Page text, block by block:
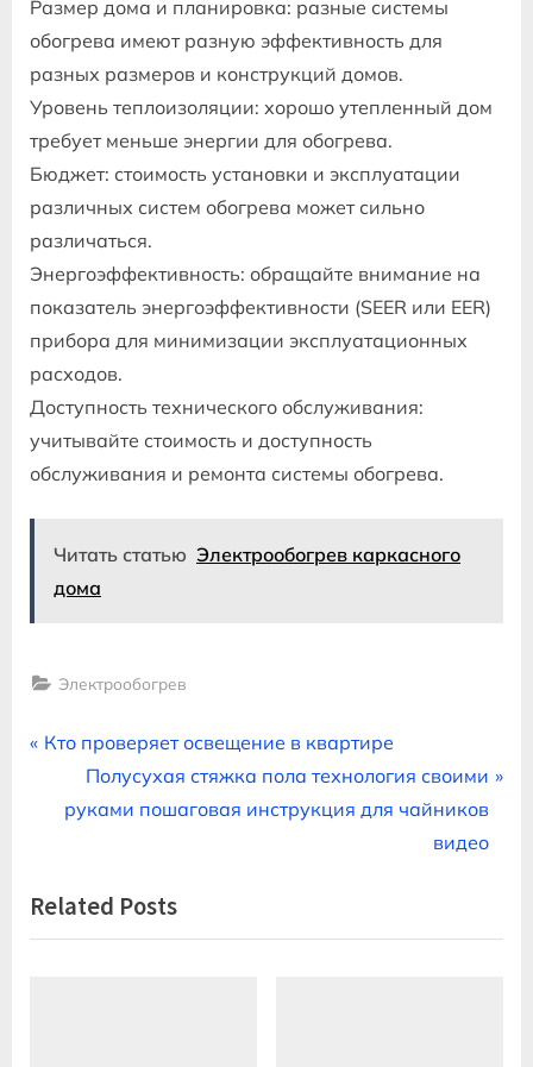
Размер дома и планировка: разные системы
обогрева имеют разную эффективность для
разных размеров и конструкций домов.
Уровень теплоизоляции: хорошо утепленный дом
требует меньше энергии для обогрева.
Бюджет: стоимость установки и эксплуатации
различных систем обогрева может сильно
различаться.
Энергоэффективность: обращайте внимание на
показатель энергоэффективности (SEER или EER)
прибора для минимизации эксплуатационных
расходов.
Доступность технического обслуживания:
учитывайте стоимость и доступность
обслуживания и ремонта системы обогрева.
Читать статью Электрообогрев каркасного
дома
Электрообогрев
Навигация
по
P
o
u
Кто проверяет освещение в квартире
N
e
P
o
Полусухая стяжка пола технология своими
руками пошаговая инструкция для чайников
видео
Related Posts